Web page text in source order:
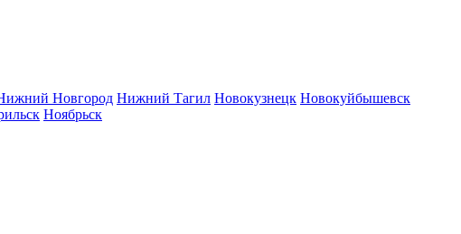
Новгород Нижний Тагил Новокузнецк Новокуйбышевск
Ноябрьск